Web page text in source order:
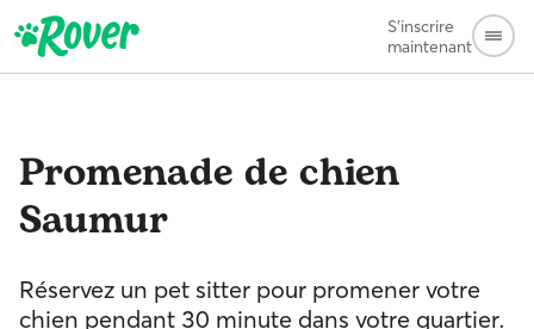
S'inscrire
maintenant
Promenade de chien
Saumur
Réservez un pet sitter pour promener votre
chien pendant 30 minute dans votre quartier.